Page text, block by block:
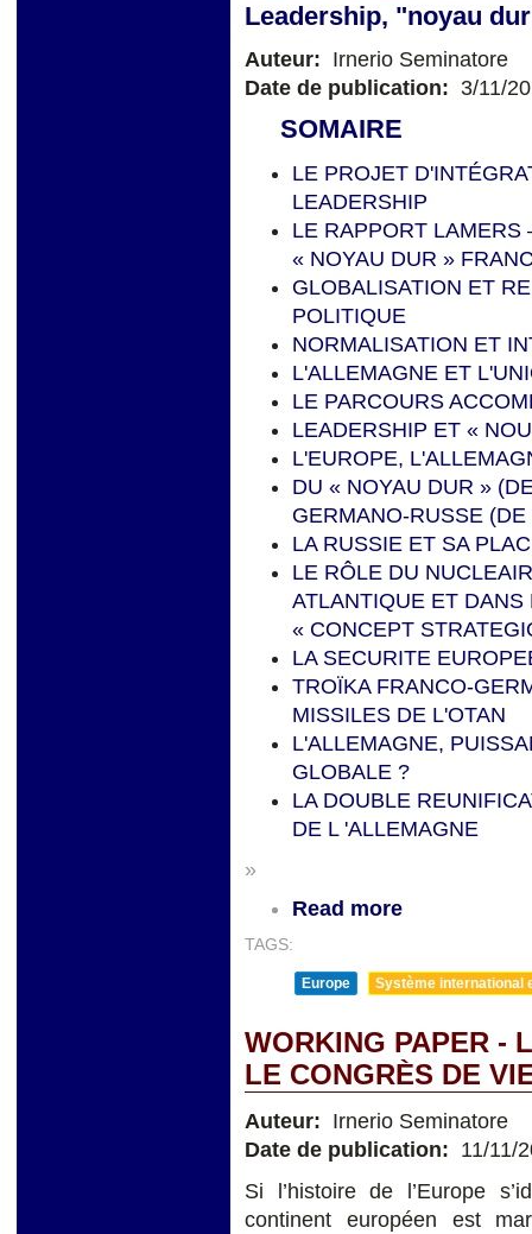
Leadership, "noyau
Auteur: Irnerio Seminatore
Date de publication: 3/11/
SOMAIRE
LE PROJET
LEADERSHIP
LE RAPPORT LAMERS
« NOYAU DUR »
GLOBALISATION ET
POLITIQUE
NORMALISATION ET
L'ALLEMAGNE ET
LE PARCOURS
LEADERSHIP ET «
L'EUROPE,
DU « NOYAU DUR »
GERMANO-RUSSE (DE
LA RUSSIE ET SA
LE RÔLE DU
ATLANTIQUE ET
« CONCEPT
LA SECURITE
TROÏKA FRANCO-
MISSILES DE L'OTAN
L'ALLEMAGNE,
GLOBALE ?
LA DOUBLE
DE L 'ALLEMAGNE
»
Read more
TAGS:
Europe Système international
WORKING PAPER -
LE CONGRÈS DE
Auteur: Irnerio Seminatore
Date de publication: 11/11/
Si l’histoire de l’Europe
continent européen est